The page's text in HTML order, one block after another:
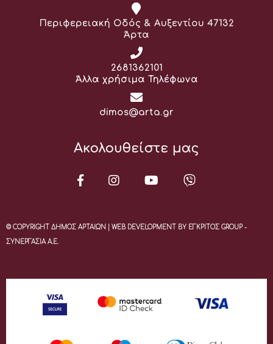
Διεύθυνση:
Περιφερειακή Οδός & Αυξεντίου 47132
Άρτα
Τηλέφωνο:
2681362101
Άλλα χρήσιμα Τηλέφωνα
Email:
dimos@arta.gr
Ακολουθείστε μας
© COPYRIGHT ΔΗΜΟΣ ΑΡΤΑΙΩΝ | WEB DEVELOPMENT BY ΕΓΚΡΙΤΟΣ GROUP -
ΣΥΝΕΡΓΑΣΙΑ Α.Ε.